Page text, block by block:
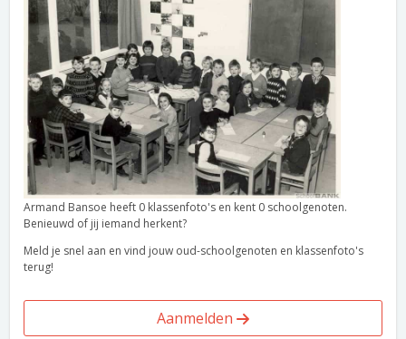
Armand Bansoe heeft 0 klassenfoto's en kent 0 schoolgenoten.
Benieuwd of jij iemand herkent?
Meld je snel aan en vind jouw oud-schoolgenoten en klassenfoto's
terug!
Aanmelden